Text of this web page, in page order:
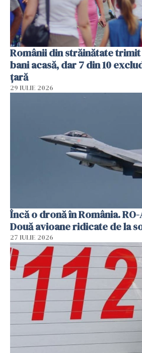
Românii din străinătate
bani acasă, dar 7 din 10
țară
29 IULIE 2026
Încă o dronă în România.
Două avioane ridicate de la
27 IULIE 2026